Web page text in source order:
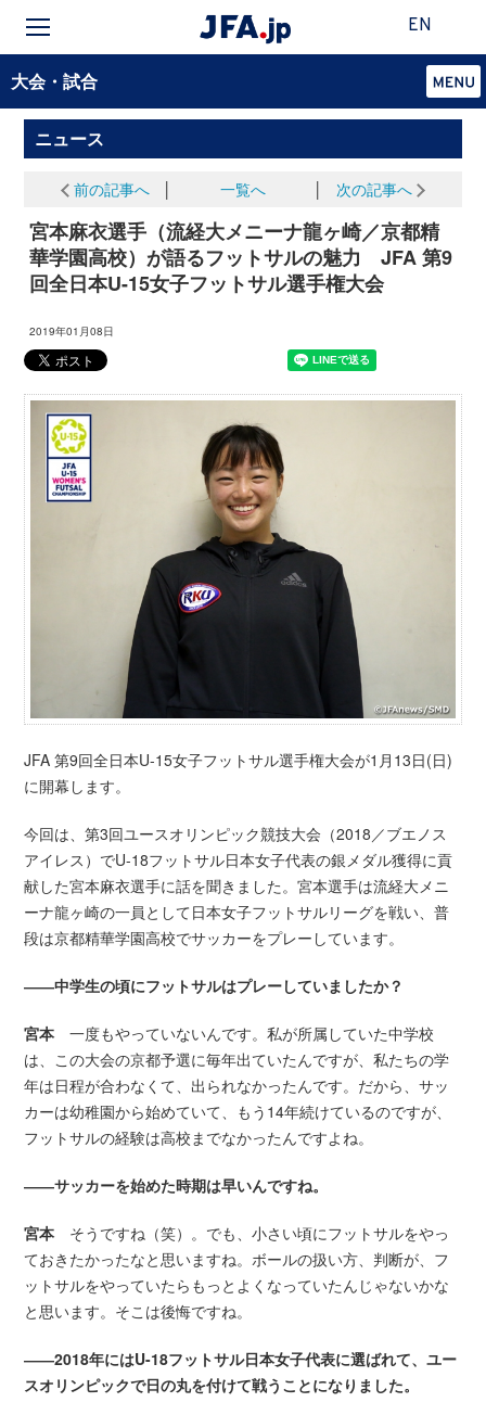
EN
大会・試合
ニュース
前の記事へ 一覧へ 次の記事へ
宮本麻衣選手（流経大メニーナ龍ヶ崎／京都精
華学園高校）が語るフットサルの魅力 JFA 第9
回全日本U-15女子フットサル選手権大会
2019年01月08日
JFA 第9回全日本U-15女子フットサル選手権大会が1月13日(日)
に開幕します。
今回は、第3回ユースオリンピック競技大会（2018／ブエノス
アイレス）でU-18フットサル日本女子代表の銀メダル獲得に貢
献した宮本麻衣選手に話を聞きました。宮本選手は流経大メニ
ーナ龍ヶ崎の一員として日本女子フットサルリーグを戦い、普
段は京都精華学園高校でサッカーをプレーしています。
――中学生の頃にフットサルはプレーしていましたか？
宮本 一度もやっていないんです。私が所属していた中学校
は、この大会の京都予選に毎年出ていたんですが、私たちの学
年は日程が合わなくて、出られなかったんです。だから、サッ
カーは幼稚園から始めていて、もう14年続けているのですが、
フットサルの経験は高校までなかったんですよね。
――サッカーを始めた時期は早いんですね。
宮本 そうですね（笑）。でも、小さい頃にフットサルをやっ
ておきたかったなと思いますね。ボールの扱い方、判断が、フ
ットサルをやっていたらもっとよくなっていたんじゃないかな
と思います。そこは後悔ですね。
――2018年にはU-18フットサル日本女子代表に選ばれて、ユー
スオリンピックで日の丸を付けて戦うことになりました。